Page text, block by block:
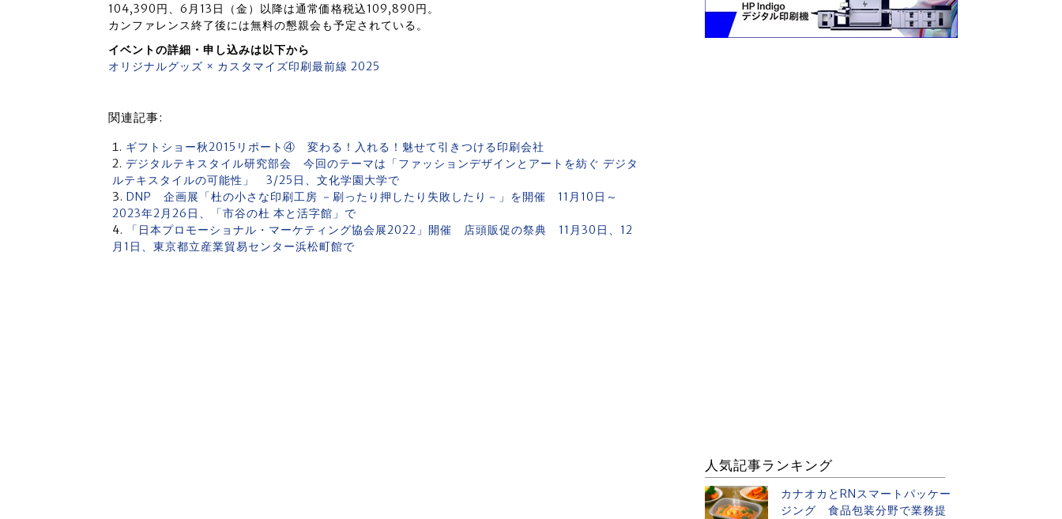
104,390円、6月13日（金）以降は通常価格税込109,890円。
カンファレンス終了後には無料の懇親会も予定されている。
イベントの詳細・申し込みは以下から
オリジナルグッズ × カスタマイズ印刷最前線 2025
関連記事:
ギフトショー秋2015リポート④ 変わる！入れる！魅せて引きつける印刷会社
デジタルテキスタイル研究部会 今回のテーマは「ファッションデザインとアートを紡ぐ デジタ
ルテキスタイルの可能性」 3/25日、文化学園大学で
DNP 企画展「杜の小さな印刷工房 －刷ったり押したり失敗したり－」を開催 11月10日～
2023年2月26日、「市谷の杜 本と活字館」で
「日本プロモーショナル・マーケティング協会展2022」開催 店頭販促の祭典 11月30日、12
月1日、東京都立産業貿易センター浜松町館で
人気記事ランキング
カナオカとRNスマートパッケー
ジング 食品包装分野で業務提